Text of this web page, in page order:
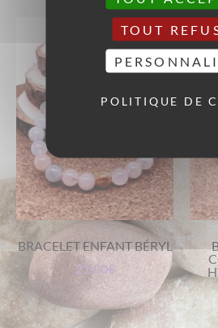
BRACELET ENFANT BÉRYL
21,00€
TOUT
POLITIQUE DE